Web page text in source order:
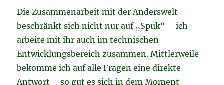
Die Zusammenarbeit mit der Anderswelt
beschränkt sich nicht nur auf „Spuk“ – ich
arbeite mit ihr auch im technischen
Entwicklungsbereich zusammen. Mittlerweile
bekomme ich auf alle Fragen eine direkte
Antwort – so gut es sich in dem Moment